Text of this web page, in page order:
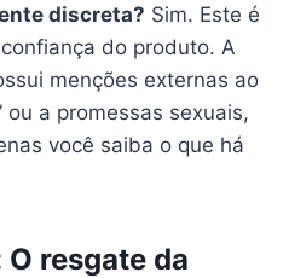
discreta? Sim. Este é
do produto. A
menções externas ao
ou a promessas sexuais,
você saiba o que há
resgate da